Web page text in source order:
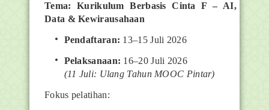
Tema: Kurikulum Berbasis Cinta F – AI,
Data & Kewirausahaan
Pendaftaran: 13–15 Juli 2026
Pelaksanaan: 16–20 Juli 2026
(11 Juli: Ulang Tahun MOOC Pintar)
Fokus pelatihan: